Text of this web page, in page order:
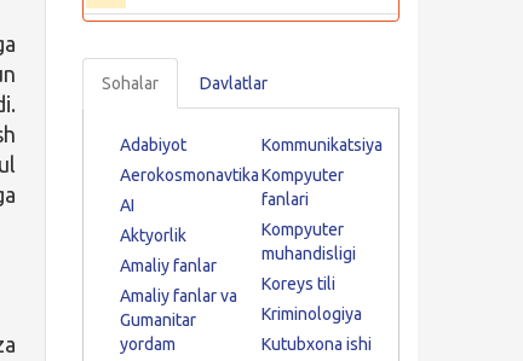
Sohalar Davlatlar
Adabiyot
Aerokosmonavtika
AI
Aktyorlik
Amaliy fanlar
Amaliy fanlar va
Gumanitar
yordam
Kommunikatsiya
Kompyuter
fanlari
Kompyuter
muhandisligi
Koreys tili
Kriminologiya
Kutubxona ishi